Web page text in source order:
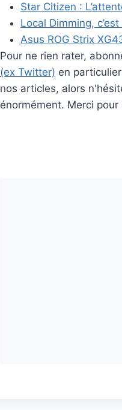
Star Citizen :
Local Dimming,
Asus ROG Strix
Pour ne rien rater,
(ex Twitter) en
nos articles, alors
énormément. Merci